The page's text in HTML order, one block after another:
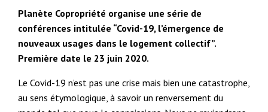
Planète Copropriété organise une série de
conférences intitulée “Covid-19, l’émergence de
nouveaux usages dans le logement collectif”.
Première date le 23 juin 2020.
Le Covid-19 n’est pas une crise mais bien une catastrophe,
au sens étymologique, à savoir un renversement du